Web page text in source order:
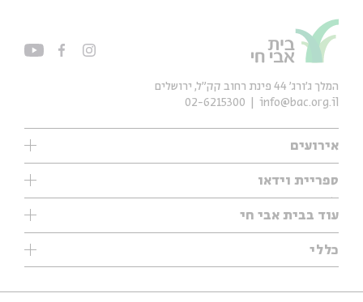
אירועים
עיון
אנגלית
נוער
סדרות
ספריית וידאו
ילדים
מוזיקה
עיון
מיוחדים
עוד בבית אבי חי
תערוכות
מיוחדים
כללי
אודות
המלך ג'ורג' 44 פינת רחוב קק״ל, ירושלים
info@bac.org.il
02-6215300